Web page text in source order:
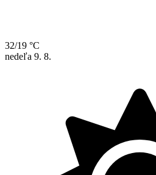
32/19 °C
nedeľa 9. 8.